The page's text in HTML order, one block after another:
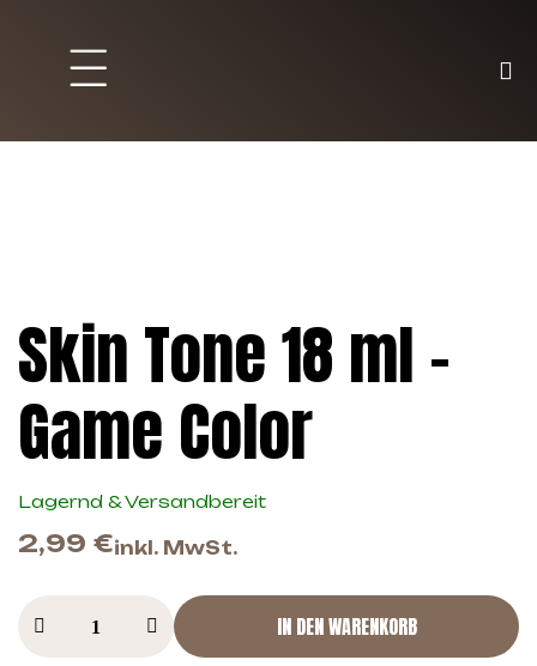
Skin Tone 18 ml –
Game Color
Lagernd & Versandbereit
2,99 €inkl. MwSt.
IN DEN WARENKORB